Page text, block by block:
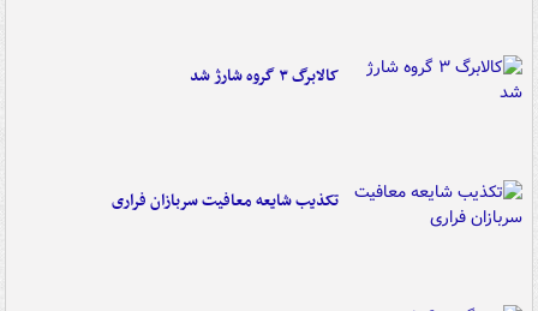
کالابرگ ۳ گروه شارژ شد
تکذیب شایعه معافیت سربازان فراری